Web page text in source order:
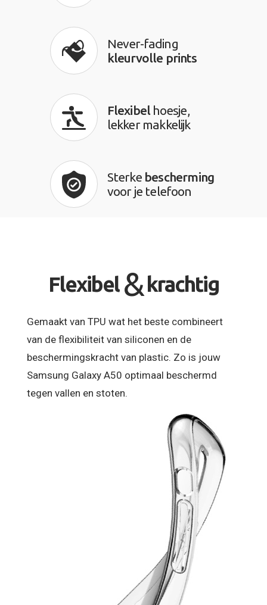
Never-fading
kleurvolle prints
Flexibelhoesje,
lekker makkelijk
Sterke bescherming
voor je telefoon
Flexibel &krachtig
Gemaakt van TPU wat het beste combineert
van de flexibiliteit van siliconen en de
beschermingskracht van plastic. Zo is jouw
Samsung Galaxy A50 optimaal beschermd
tegen vallen en stoten.